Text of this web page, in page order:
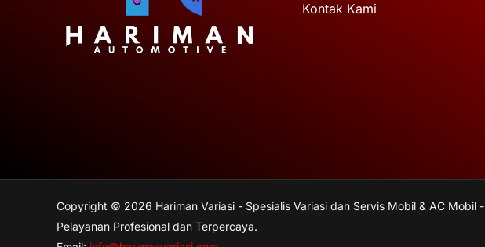
Kontak Kami
Copyright © 2026 Hariman Variasi - Spesialis Variasi dan Servis Mobil & AC Mobil -
Pelayanan Profesional dan Terpercaya.